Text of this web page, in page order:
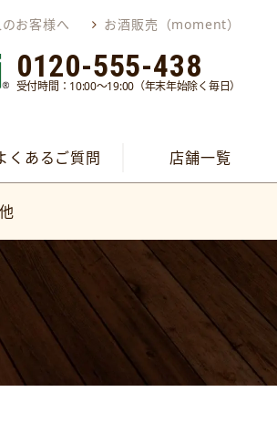
お客様へ お酒販売（moment）
0120-555-438
受付時間：10:00～19:00（年末年始除く毎日）
くあるご質問 店舗一覧